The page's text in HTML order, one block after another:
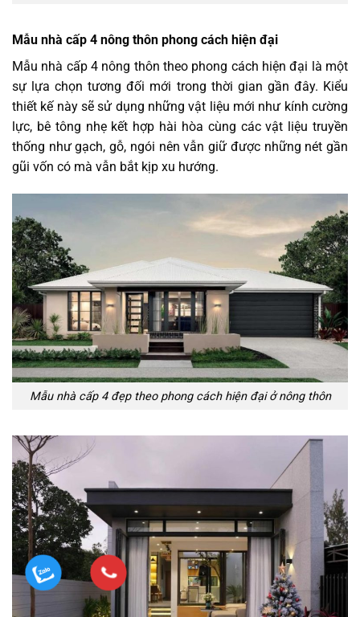
Mẫu nhà cấp 4 nông thôn phong cách hiện đại
Mẫu nhà cấp 4 nông thôn theo phong cách hiện đại là một
sự lựa chọn tương đối mới trong thời gian gần đây. Kiểu
thiết kế này sẽ sử dụng những vật liệu mới như kính cường
lực, bê tông nhẹ kết hợp hài hòa cùng các vật liệu truyền
thống như gạch, gỗ, ngói nên vẫn giữ được những nét gần
gũi vốn có mà vẫn bắt kịp xu hướng.
Mẫu nhà cấp 4 đẹp theo phong cách hiện đại ở nông thôn